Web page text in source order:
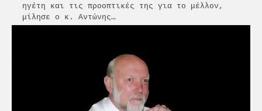
ηγέτη και τις προοπτικές της για το μέλλον,
μίλησε ο κ. Αντώνης…